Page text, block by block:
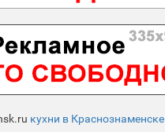
кухни в Краснознаменске